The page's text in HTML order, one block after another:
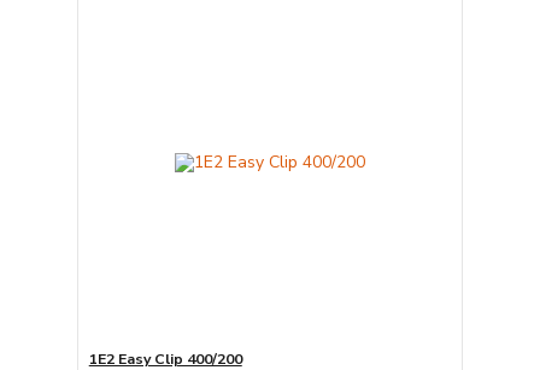
1E2 Easy Clip 400/200